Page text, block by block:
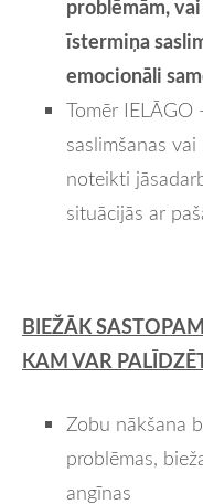
problēmām,
īstermiņa
emocionāli
Tomēr IELĀGO
saslimšanas
noteikti
situācijās ar
BIEŽĀK
KAM VAR
Zobu nākšana
problēmas,
angīnas